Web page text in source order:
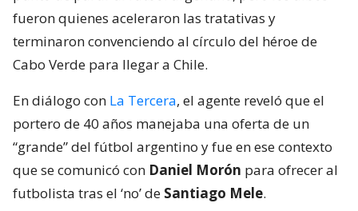
fueron quienes aceleraron las tratativas y
terminaron convenciendo al círculo del héroe de
Cabo Verde para llegar a Chile.
En diálogo con La Tercera, el agente reveló que el
portero de 40 años manejaba una oferta de un
“grande” del fútbol argentino y fue en ese contexto
que se comunicó con Daniel Morón para ofrecer al
futbolista tras el ‘no’ de Santiago Mele.